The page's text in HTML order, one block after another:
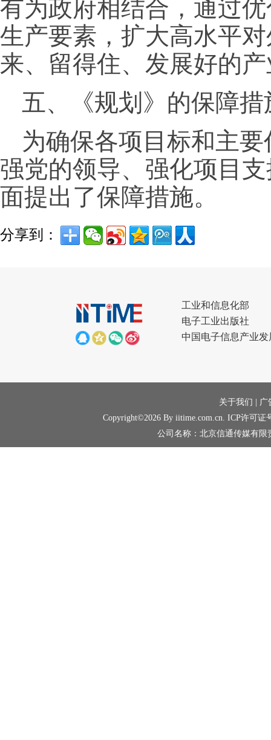
有为政府相结合，通过
生产要素，扩大高水平
来、留得住、发展好的
五、《规划》的保障措
为确保各项目标和主
强党的领导、强化项目
面提出了保障措施。
分享到：